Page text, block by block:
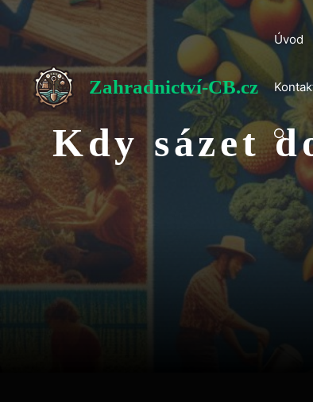
Přeskočit
na
Zahradnictví-CB.cz
Úvod
Kdy sázet